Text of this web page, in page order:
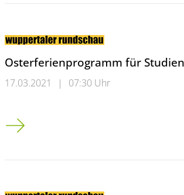
Osterferienprogramm für
17.03.2021 | 07:30 Uhr
Osterferienprogramm für